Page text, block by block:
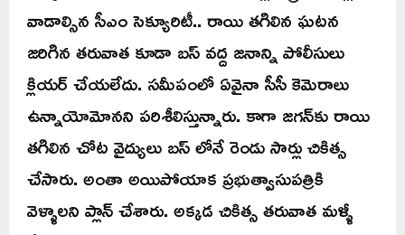
వాడాల్సిన సీఎం సెక్యూరిటీ.. రాయి తగిలిన ఘటన
జరిగిన తరువాత కూడా బస్ వద్ద జనాన్ని పోలీసులు
క్లియర్ చేయలేదు. సమీపంలో ఏవైనా సీసీ కెమెరాలు
ఉన్నాయోమోనని పరిశీలిస్తున్నారు. కాగా జగన్‌కు రాయి
తగిలిన చోట వైద్యులు బస్ లోనే రెండు సార్లు చికిత్స
చేసారు. అంతా అయిపోయాక ప్రభుత్వాసుపత్రికి
వెళ్ళాలని ప్లాన్ చేశారు. అక్కడ చికిత్స తరువాత మళ్ళీ